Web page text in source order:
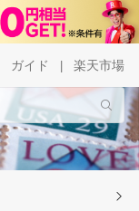
ガイド 楽天市場